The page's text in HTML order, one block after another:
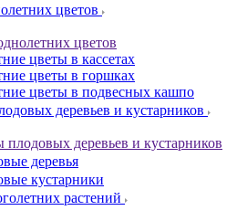
цветов
цветов
цветы в кассетах
цветы в горшках
цветы в подвесных кашпо
деревьев и кустарников
деревьев и кустарников
деревья
кустарники
растений